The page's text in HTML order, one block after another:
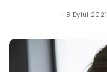
8 Eylül 2021